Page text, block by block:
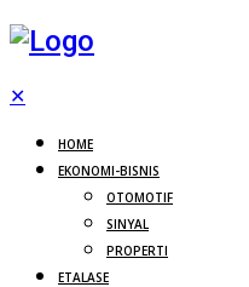
✕
HOME
EKONOMI-BISNIS
OTOMOTIF
SINYAL
PROPERTI
ETALASE